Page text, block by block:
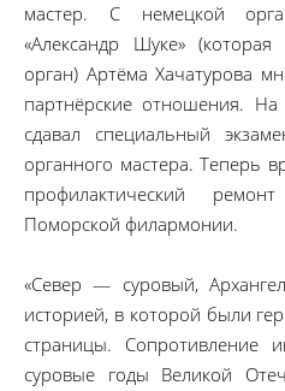
мастер. С немецкой
«Александр Шуке» (которая
орган) Артёма Хачатурова
партнёрские отношения.
сдавал специальный
органного мастера. Теперь
профилактический
Поморской филармонии.
«Север — суровый,
историей, в которой были
страницы. Сопротивление
суровые годы Великой